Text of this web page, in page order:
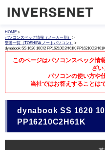
HOME >
パソコンスペック情報（メーカー別）
>
型番一覧（TOSHIBA ノートパソコン）
>
dynabook SS 1620 10C/2 PP16210C2H61K PP16210C2H61K
このページはパソコンスペック情
ざい
パソコンの使い方や
当社ではお答えすることは
dynabook SS 1620
PP16210C2H61K